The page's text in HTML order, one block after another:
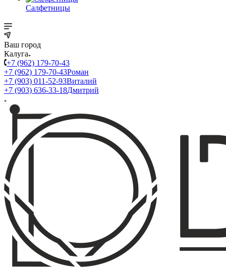
Салфетницы
Ваш город
Калуга
+7 (962) 179-70-43
+7 (962) 179-70-43Роман
+7 (903) 011-52-93Виталий
+7 (903) 636-33-18Дмитрий